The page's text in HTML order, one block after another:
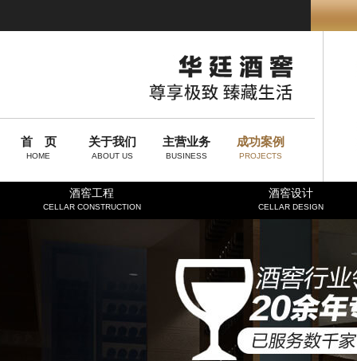
首 页
HOME
关于我们
ABOUT US
主营业务
BUSINESS
成功案例
PROJECTS
酒窖工程
CELLAR CONSTRUCTION
酒窖设计
CELLAR DESIGN